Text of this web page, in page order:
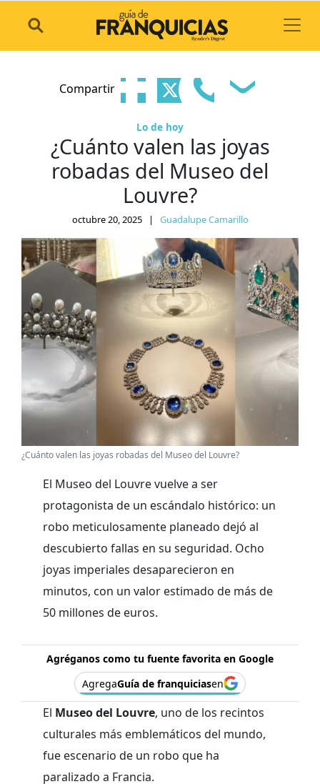
Compartir
Lo de hoy
¿Cuánto valen las joyas
robadas del Museo del
Louvre?
octubre 20, 2025 | Guadalupe Camarillo
¿Cuánto valen las joyas robadas del Museo del Louvre?
El Museo del Louvre vuelve a ser
protagonista de un escándalo histórico: un
robo meticulosamente planeado dejó al
descubierto fallas en su seguridad. Ocho
joyas imperiales desaparecieron en
minutos, con un valor estimado de más de
50 millones de euros.
Agréganos como tu fuente favorita en Google
AgregaGuía de franquiciasen
El Museo del Louvre, uno de los recintos
culturales más emblemáticos del mundo,
fue escenario de un robo que ha
paralizado a Francia.